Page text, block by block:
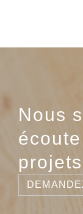
Nous
projets